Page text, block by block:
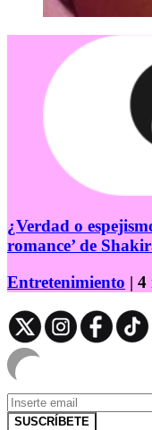
¿Verdad o
romance’ de
Entretenimiento | 4
SUSCRÍBETE